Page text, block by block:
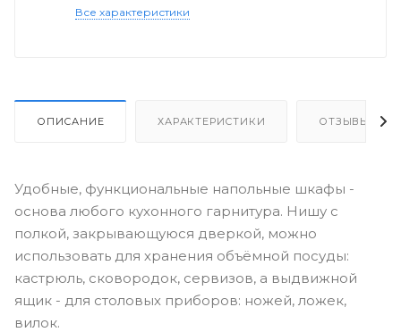
Все характеристики
ОПИСАНИЕ ХАРАКТЕРИСТИКИ ОТЗЫВЫ
Удобные, функциональные напольные шкафы -
основа любого кухонного гарнитура. Нишу с
полкой, закрывающуюся дверкой, можно
использовать для хранения объёмной посуды:
кастрюль, сковородок, сервизов, а выдвижной
ящик - для столовых приборов: ножей, ложек,
вилок.